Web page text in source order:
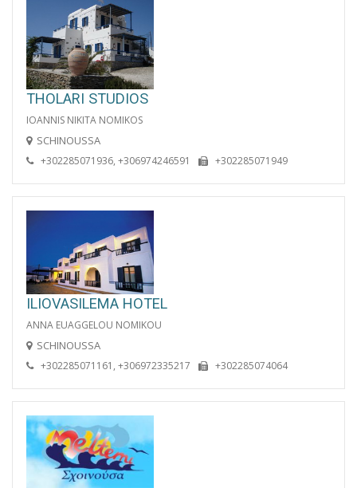
THOLARI STUDIOS
IOANNIS NIKITA NOMIKOS
SCHINOUSSA
+302285071936, +306974246591 +302285071949
ILIOVASILEMA HOTEL
ANNA EUAGGELOU NOMIKOU
SCHINOUSSA
+302285071161, +306972335217 +302285074064